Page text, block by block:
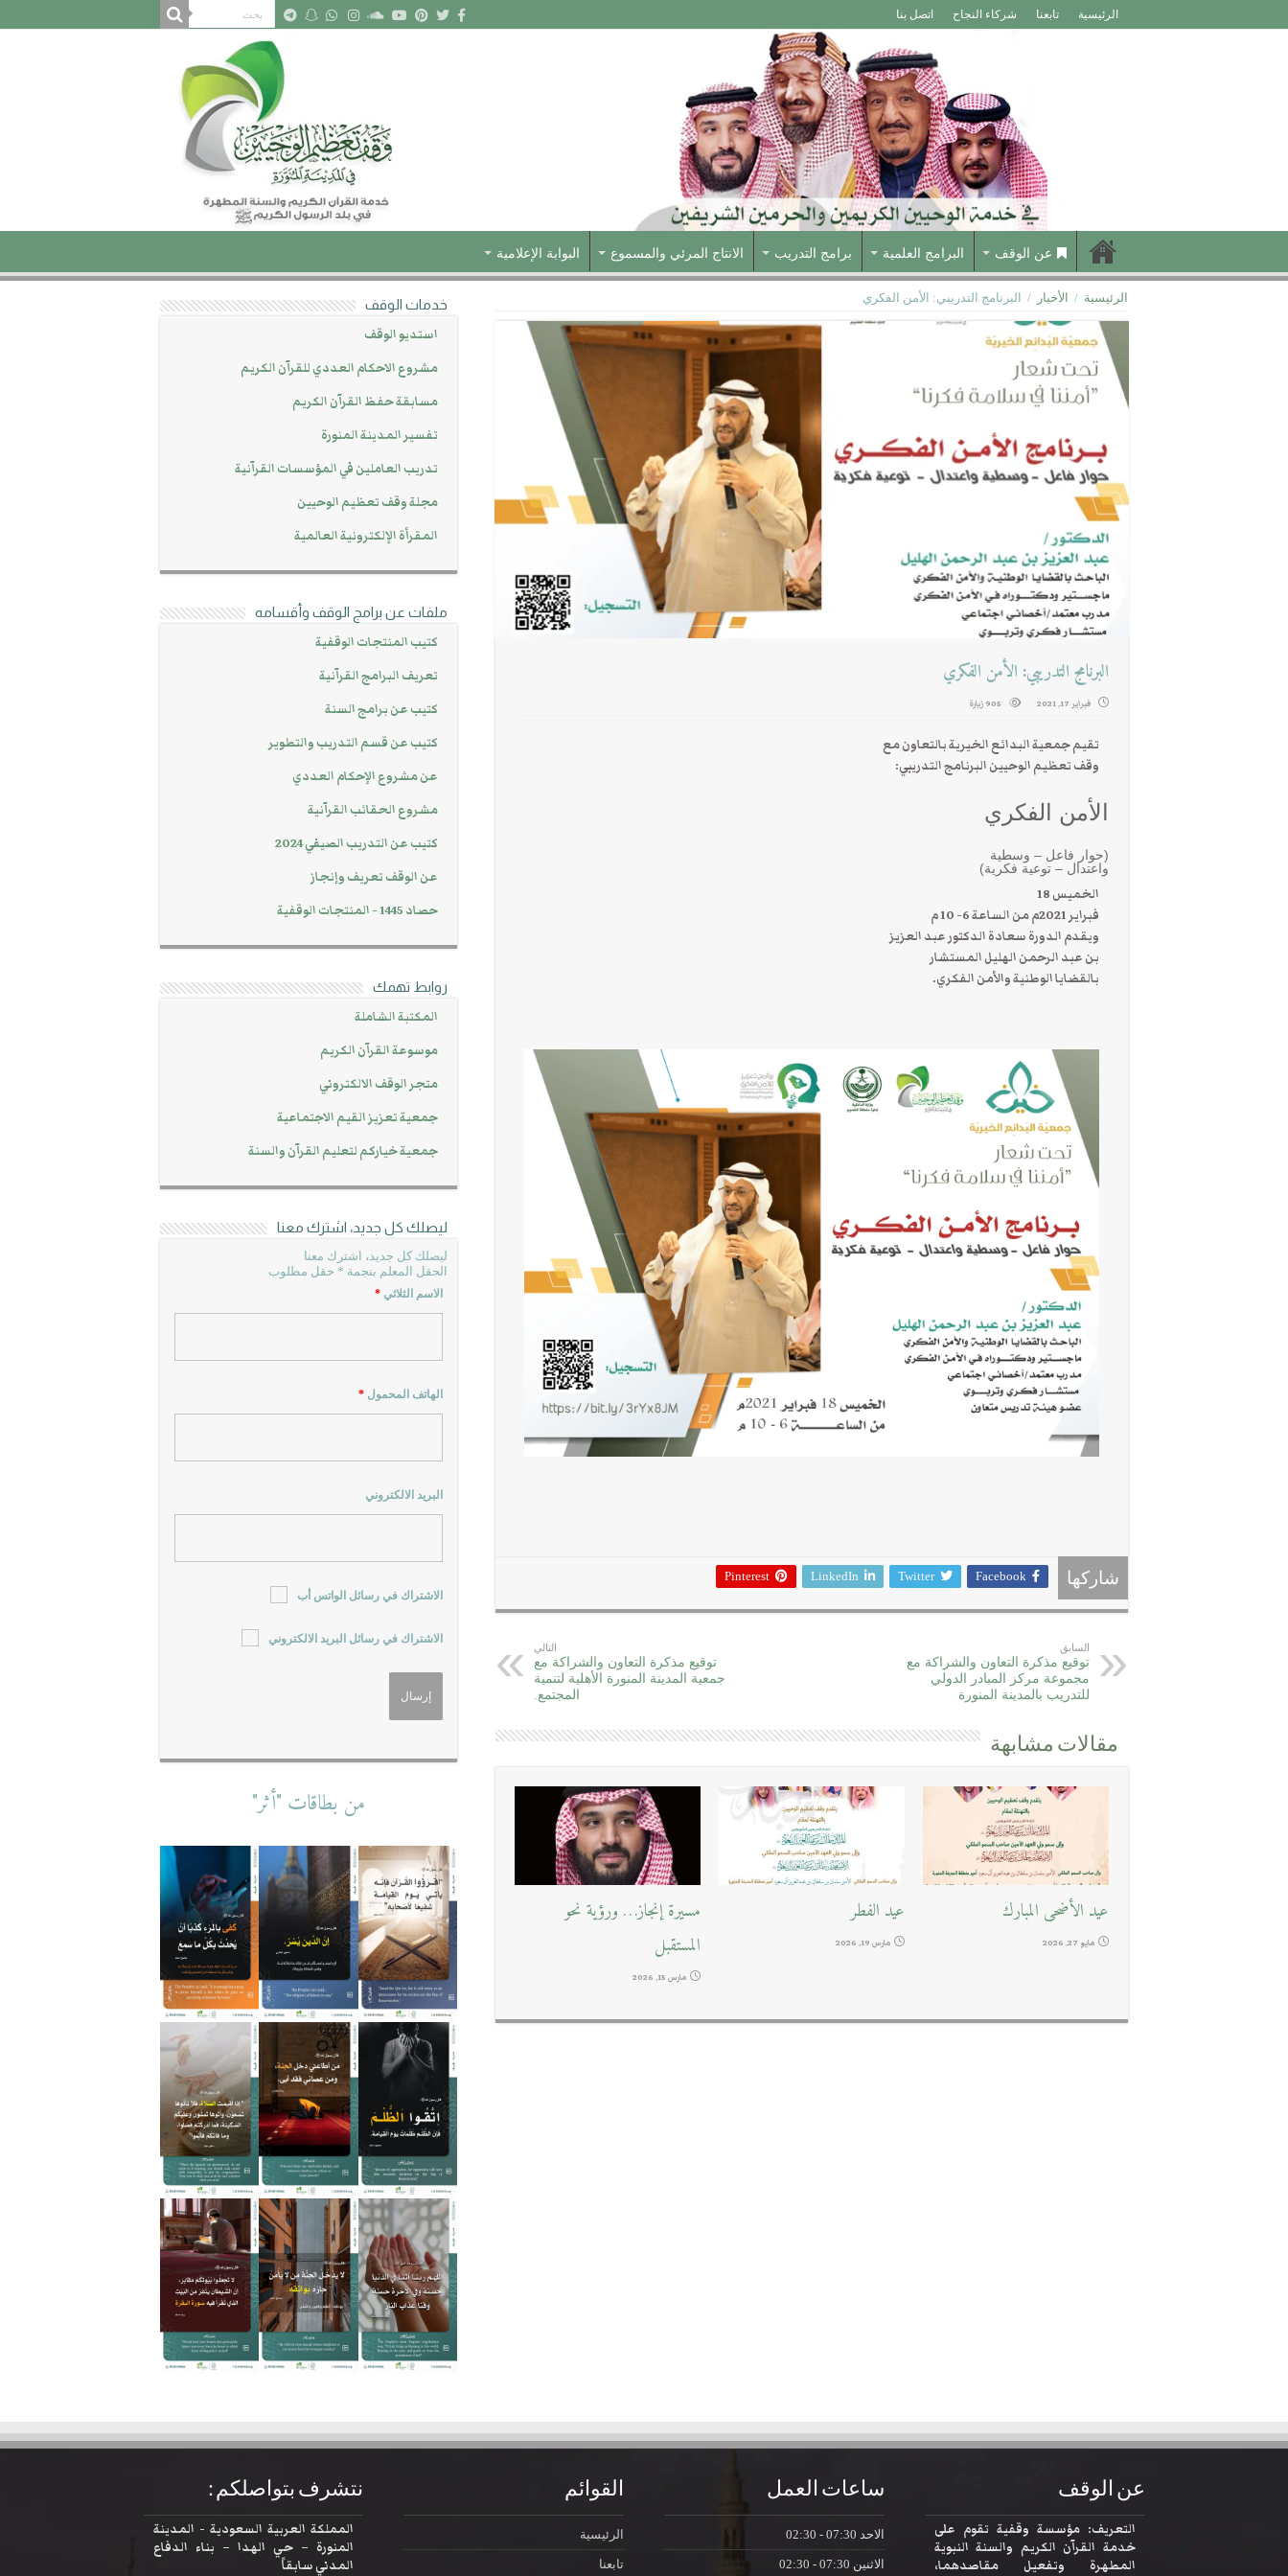
الرئيسية تابعنا شركاء النجاح اتصل بنا
عن الوقف البرامج العلمية برامج التدريب الانتاج المرئي والمسموع البوابة الإعلامية
الرئيسية / الأخبار / البرنامج التدريبي: الأمن الفكري
البرنامج التدريبي: الأمن الفكري
فبراير 17, 2021 905 زيارة
تقيم جمعية البدائع الخيرية بالتعاون مع
وقف تعظيم الوحيين البرنامج التدريبي:
الأمن الفكري
(حوار فاعل – وسطية
واعتدال – توعية فكرية)
الخميس 18
فبراير 2021م من الساعة 6- 10 م
ويقدم الدورة سعادة الدكتور عبد العزيز
بن عبد الرحمن الهليل المستشار
بالقضايا الوطنية والأمن الفكري.
شاركها Facebook
Twitter
LinkedIn
Pinterest
السابق
توقيع مذكرة التعاون والشراكة مع
مجموعة مركز المبادر الدولي
للتدريب بالمدينة المنورة
التالي
توقيع مذكرة التعاون والشراكة مع
جمعية المدينة المنورة الأهلية لتنمية
المجتمع.
مقالات مشابهة
عيد الأضحى المبارك
مايو 27, 2026
عيد الفطر
مارس 19, 2026
مسيرة إنجاز… ورؤية نحو
المستقبل
مارس 15, 2026
خدمات الوقف
استديو الوقف
مشروع الاحكام العددي للقرآن الكريم
مسابقة حفظ القرآن الكريم
تفسير المدينة المنورة
تدريب العاملين في المؤسسات القرآنية
مجلة وقف تعظيم الوحيين
المقرأة الإلكترونية العالمية
ملفات عن برامج الوقف وأقسامه
كتيب المنتجات الوقفية
تعريف البرامج القرآنية
كتيب عن برامج السنة
كتيب عن قسم التدريب والتطوير
عن مشروع الإحكام العددي
مشروع الحقائب القرآنية
كتيب عن التدريب الصيفي 2024
عن الوقف تعريف وإنجاز
حصاد 1445 - المنتجات الوقفية
روابط تهمك
المكتبة الشاملة
موسوعة القرآن الكريم
متجر الوقف الالكتروني
جمعية تعزيز القيم الاجتماعية
جمعية خياركم لتعليم القرآن والسنة
ليصلك كل جديد، اشترك معنا
ليصلك كل جديد، اشترك معنا
الحقل المعلم بنجمة * حقل مطلوب
الاسم الثلاثي *
الهاتف المحمول *
البريد الالكتروني
الاشتراك في رسائل الواتس أب
الاشتراك في رسائل البريد الالكتروني
من بطاقات "أثر"
عن الوقف
التعريف: مؤسسة وقفية تقوم على
خدمة القرآن الكريم والسنة النبوية
المطهرة وتفعيل مقاصدهما،
ساعات العمل
الاحد
الاثنين
القوائم
الرئيسية
تابعنا
نتشرف بتواصلكم :
المملكة العربية السعودية - المدينة
المنورة – حي الهدا – بناء الدفاع
المدني سابقاً